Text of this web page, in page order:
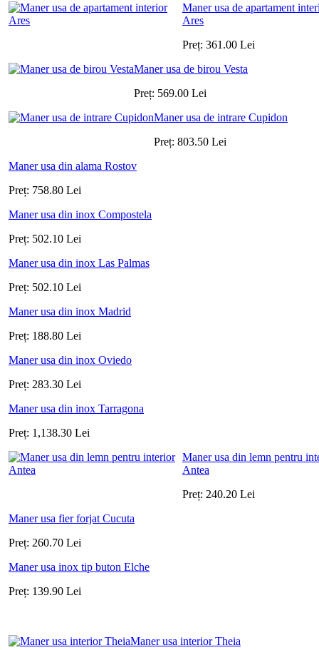
Maner usa de apartament
Ares
Preț: 361.00 Lei
Maner usa de birou Vesta
Preț: 569.00 Lei
Maner usa de intrare Cupidon
Preț: 803.50 Lei
Maner usa din alama Rostov
Preț: 758.80 Lei
Maner usa din inox Compostela
Preț: 502.10 Lei
Maner usa din inox Las Palmas
Preț: 502.10 Lei
Maner usa din inox Madrid
Preț: 188.80 Lei
Maner usa din inox Oviedo
Preț: 283.30 Lei
Maner usa din inox Tarragona
Preț: 1,138.30 Lei
Maner usa din lemn pentru
Antea
Preț: 240.20 Lei
Maner usa fier forjat Cucuta
Preț: 260.70 Lei
Maner usa inox tip buton Elche
Preț: 139.90 Lei
Maner usa interior Theia